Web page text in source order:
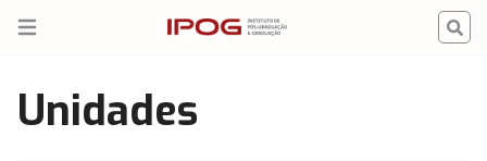
Open menu IPOG
Unidades